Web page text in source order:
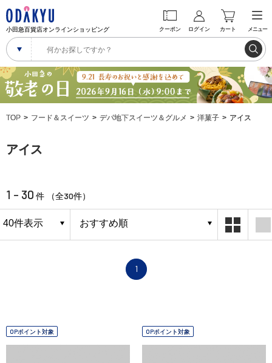
小田急百貨店オンラインショッピング クーポン ログイン カート メニュー
TOP フード＆スイーツ デパ地下スイーツ＆グルメ 洋菓子 アイス
アイス
1 - 30 件 （全30件）
1
OPポイント対象 OPポイント対象